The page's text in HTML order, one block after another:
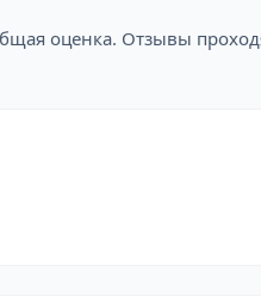
оценка. Отзывы